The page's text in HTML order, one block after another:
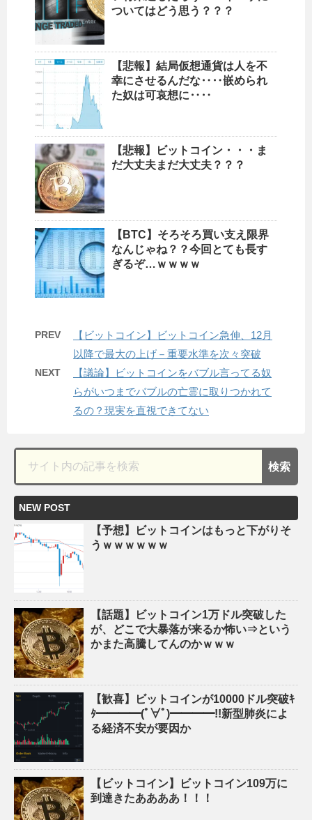
ついてはどう思う？？？
【悲報】結局仮想通貨は人を不
幸にさせるんだな‥‥嵌められ
た奴は可哀想に‥‥
【悲報】ビットコイン・・・ま
だ大丈夫まだ大丈夫？？？
【BTC】そろそろ買い支え限界
なんじゃね？？今回とても長す
ぎるぞ…ｗｗｗｗ
PREV
【ビットコイン】ビットコイン急伸、12月
以降で最大の上げ－重要水準を次々突破
NEXT
【議論】ビットコインをバブル言ってる奴
らがいつまでバブルの亡霊に取りつかれて
るの？現実を直視できてない
NEW POST
【予想】ビットコインはもっと下がりそ
うｗｗｗｗｗｗ
【話題】ビットコイン1万ドル突破した
が、どこで大暴落が来るか怖い⇒という
かまた高騰してんのかｗｗｗ
【歓喜】ビットコインが10000ドル突破ｷ
ﾀ━━━━(ﾟ∀ﾟ)━━━━!!新型肺炎によ
る経済不安が要因か
【ビットコイン】ビットコイン109万に
到達きたああああ！！！